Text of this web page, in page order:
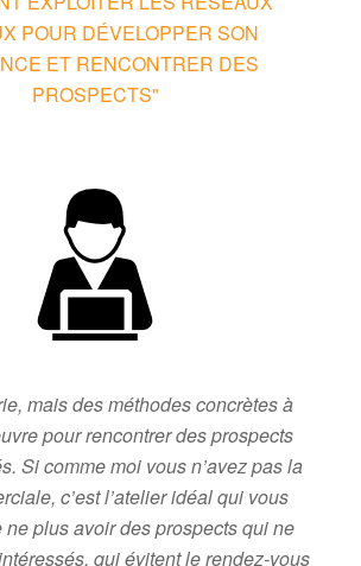
POUR DÉVELOPPER SON
ET RENCONTRER DES
PROSPECTS"
mais des méthodes concrètes à
pour rencontrer des prospects
Si comme moi vous n’avez pas la
c’est l’atelier idéal qui vous
ne plus avoir des prospects qui ne
qui évitent le rendez-vous